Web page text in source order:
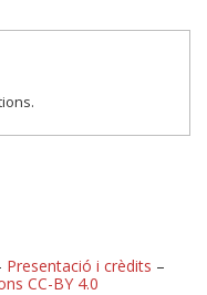
Presentació i crèdits –
CC-BY 4.0